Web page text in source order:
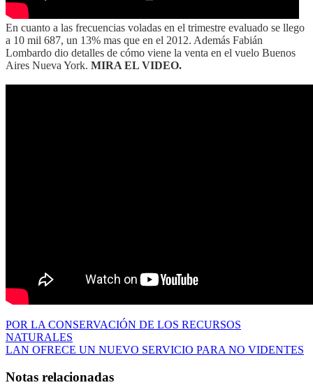
En cuanto a las frecuencias voladas en el trimestre evaluado se llego
a 10 mil 687, un 13% mas que en el 2012. Además Fabián
Lombardo dio detalles de cómo viene la venta en el vuelo Buenos
Aires Nueva York. MIRA EL VIDEO.
POR LA CONSERVACIÓN DE LOS RECURSOS
NATURALES
LAN OFRECE UN NUEVO SERVICIO PARA NO VIDENTES
Notas relacionadas